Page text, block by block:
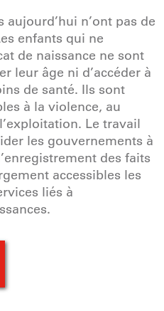
n’ont pas de
enfants qui ne
de naissance ne sont
leur âge ni d’accéder à
de santé. Ils sont
à la violence, au
Le travail
les gouvernements à
des faits
accessibles les
liés à